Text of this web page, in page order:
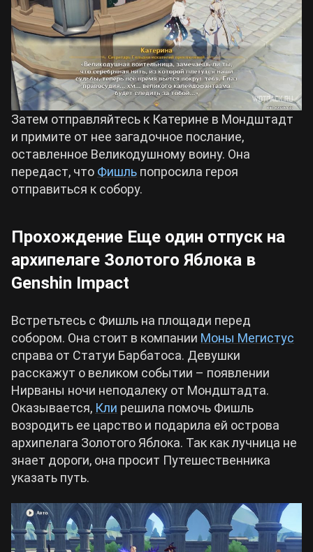
Затем отправляйтесь к Катерине в Мондштадт
и примите от нее загадочное послание,
оставленное Великодушному воину. Она
передаст, что Фишль попросила героя
отправиться к собору.
Прохождение Еще один отпуск на
архипелаге Золотого Яблока в
Genshin Impact
Встретьтесь с Фишль на площади перед
собором. Она стоит в компании Моны Мегистус
справа от Статуи Барбатоса. Девушки
расскажут о великом событии – появлении
Нирваны ночи неподалеку от Мондштадта.
Оказывается, Кли решила помочь Фишль
возродить ее царство и подарила ей острова
архипелага Золотого Яблока. Так как лучница не
знает дороги, она просит Путешественника
указать путь.